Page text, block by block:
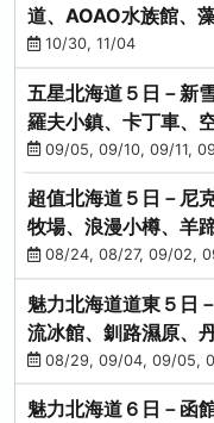
道、AOAO水族館、
千歲)
10/30, 11/04
五星北海道５日－新
羅夫小鎮、卡丁車、
和牛螃蟹放題
09/05, 09/10, 09/11,
超值北海道５日－尼
牧場、浪漫小樽、羊
會、螃蟹懷石料理
08/24, 08/27, 09/02,
魅力北海道道東５日
流冰館、釧路濕原、
到飽08/29, 09/04, 09/05,
魅力北海道６日－函